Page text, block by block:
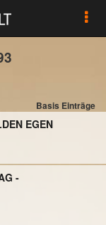
Basis Einträge
EGEN
-